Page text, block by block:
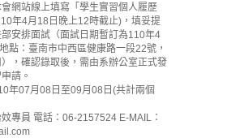
網站線上填寫「學生實習個人履歷
年4月18日晚上12時截止)，填妥提
安排面試（面試日期暫訂為110年4
點：臺南市中西區健康路一段22號，
，確認錄取後，需由系辦公室正式發
請。
年07月08日至09月08日(共計兩個
專員 電話：06-2157524 E-MAIL：